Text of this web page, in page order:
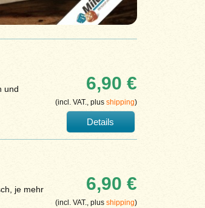
und
6,90 €
(incl. VAT., plus shipping)
Details
je mehr
6,90 €
(incl. VAT., plus shipping)